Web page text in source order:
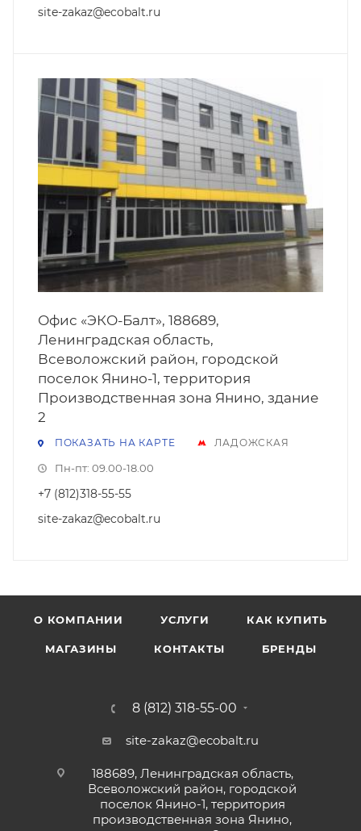
site-zakaz@ecobalt.ru
Офис «ЭКО-Балт», 188689,
Ленинградская область,
Всеволожский район, городской
поселок Янино-1, территория
Производственная зона Янино, здание
2
ПОКАЗАТЬ НА КАРТЕ ЛАДОЖСКАЯ
Пн-пт: 09.00-18.00
+7 (812)318-55-55
site-zakaz@ecobalt.ru
О КОМПАНИИ УСЛУГИ КАК КУПИТЬ
МАГАЗИНЫ КОНТАКТЫ БРЕНДЫ
8 (812) 318-55-00
site-zakaz@ecobalt.ru
188689, Ленинградская область,
Всеволожский район, городской
поселок Янино-1, территория
производственная зона Янино,